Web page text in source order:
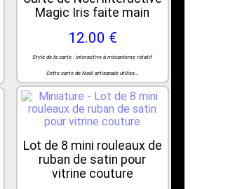
Magic Iris faite main
12.00 €
Style de la carte : interactive à mécanisme rotatif
Cette carte de Noël artisanale utilise...
Lot de 8 mini rouleaux de
ruban de satin pour
vitrine couture